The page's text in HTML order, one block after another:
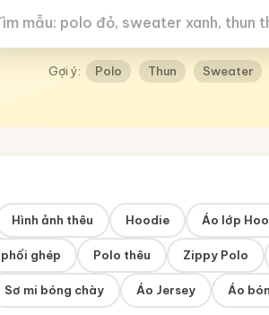
Gợi ý: Polo Thun Sweater
Hình ảnh thêu Hoodie Áo lớp
ghép Polo thêu Zippy Polo
Sơ mi bóng chày Áo Jersey Áo